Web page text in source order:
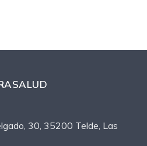
30, 35200 Telde, Las